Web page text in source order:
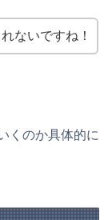
ないですね！
くのか具体的に